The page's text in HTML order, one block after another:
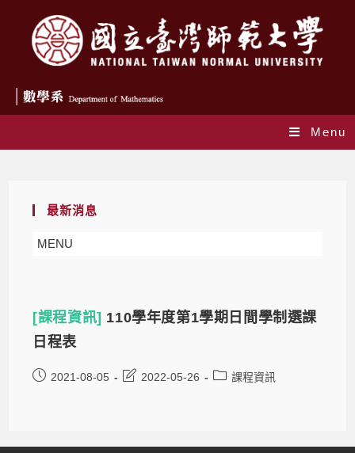
Menu
最新消息
MENU
[課程資訊] 110學年度第1學期日間學制選課
日程表
2021-08-05 2022-05-26 課程資訊